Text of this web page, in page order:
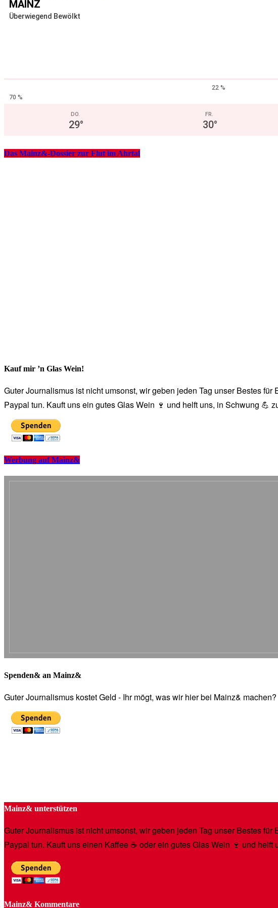
MAINZ
Überwiegend Bewölkt
22 %
70 %
DO.
29°
FR.
30°
Das Mainz&-Dossier zur Flut im Ahrtal
Kauf mir ’n Glas Wein!
Guter Journalismus ist nicht umsonst, wir geben jeden Tag unser Bestes
Paypal tun. Kauft uns ein gutes Glas Wein 🍷 und helft uns, in Schwung 💪
Werbung auf Mainz&
Spenden& an Mainz&
Guter Journalismus kostet Geld - Ihr mögt, was wir hier bei Mainz&
Mainz& unterstützen
Guter Journalismus ist nicht umsonst, wir geben jeden Tag unser Bestes
Paypal tun. Kauft uns einen Kaffee ☕️ oder ein gutes Glas Wein 🍷 und
Mainz& Kommentare